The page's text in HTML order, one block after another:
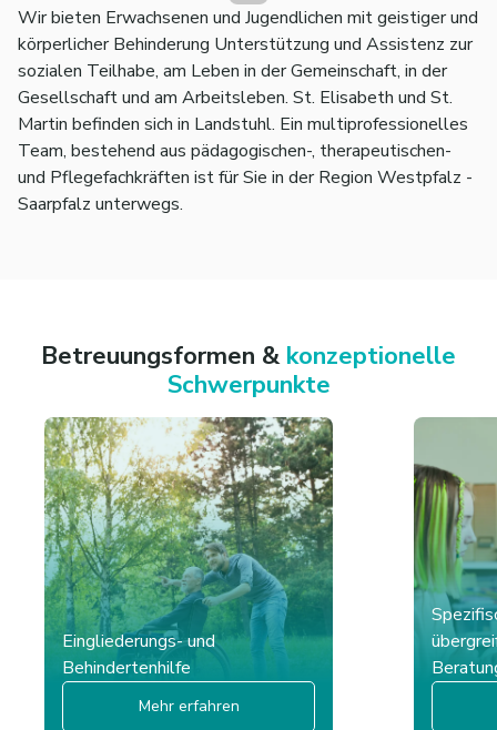
Wir bieten Erwachsenen und Jugendlichen mit geistiger und
körperlicher Behinderung Unterstützung und Assistenz zur
sozialen Teilhabe, am Leben in der Gemeinschaft, in der
Gesellschaft und am Arbeitsleben. St. Elisabeth und St.
Martin befinden sich in Landstuhl. Ein multiprofessionelles
Team, bestehend aus pädagogischen-, therapeutischen-
und Pflegefachkräften ist für Sie in der Region Westpfalz -
Saarpfalz unterwegs.
Betreuungsformen & konzeptionelle
Schwerpunkte
Eingliederungs- und
Behindertenhilfe
Mehr erfahren